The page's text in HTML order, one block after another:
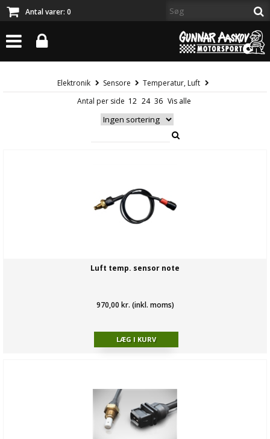
Antal varer: 0
Elektronik Sensore
Temperatur, Luft
Antal per side
Luft temp. sensor note
970,00 kr. (inkl. moms)